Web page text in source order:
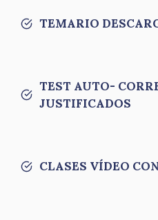
TEMARIO
TEST AUTO-
JUSTIFICADOS
CLASES VÍDEO